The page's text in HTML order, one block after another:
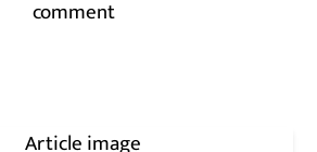
comment